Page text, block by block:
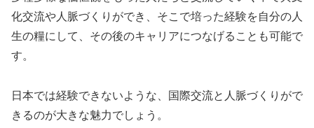
化交流や人脈づくりができ、そこで培った経験を自分の人
生の糧にして、その後のキャリアにつなげることも可能で
す。
日本では経験できないような、国際交流と人脈づくりがで
きるのが大きな魅力でしょう。